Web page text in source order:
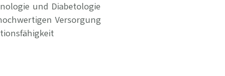
und Diabetologie
Versorgung